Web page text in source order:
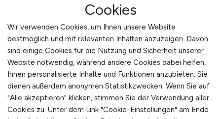
Ein entscheidender Faktor für den beruflichen
Aufstieg ist die kontinuierliche Weiterbildung.
Arbeitgeber im Bauwesen schätzen Mitarbeiter,
die Eigeninitiative zeigen und bereit sind, neue
Verantwortung zu übernehmen. Wer sich
fortbildet, zeigt nicht nur Engagement, sondern
beweist auch Loyalität und
Cookies
Wir verwenden Cookies, um Ihnen unsere Website
bestmöglich und mit relevanten Inhalten anzuzeigen. Davon
sind einige Cookies für die Nutzung und Sicherheit unserer
Website notwendig, während andere Cookies dabei helfen,
Ihnen personalisierte Inhalte und Funktionen anzubieten. Sie
dienen außerdem anonymen Statistikzwecken. Wenn Sie auf
"Alle akzeptieren" klicken, stimmen Sie der Verwendung aller
Cookies zu. Unter dem Link "Cookie-Einstellungen" am Ende